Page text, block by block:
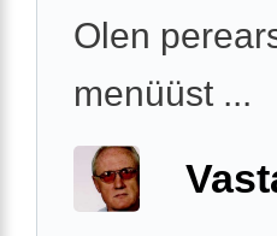
Olen
menüüst ...